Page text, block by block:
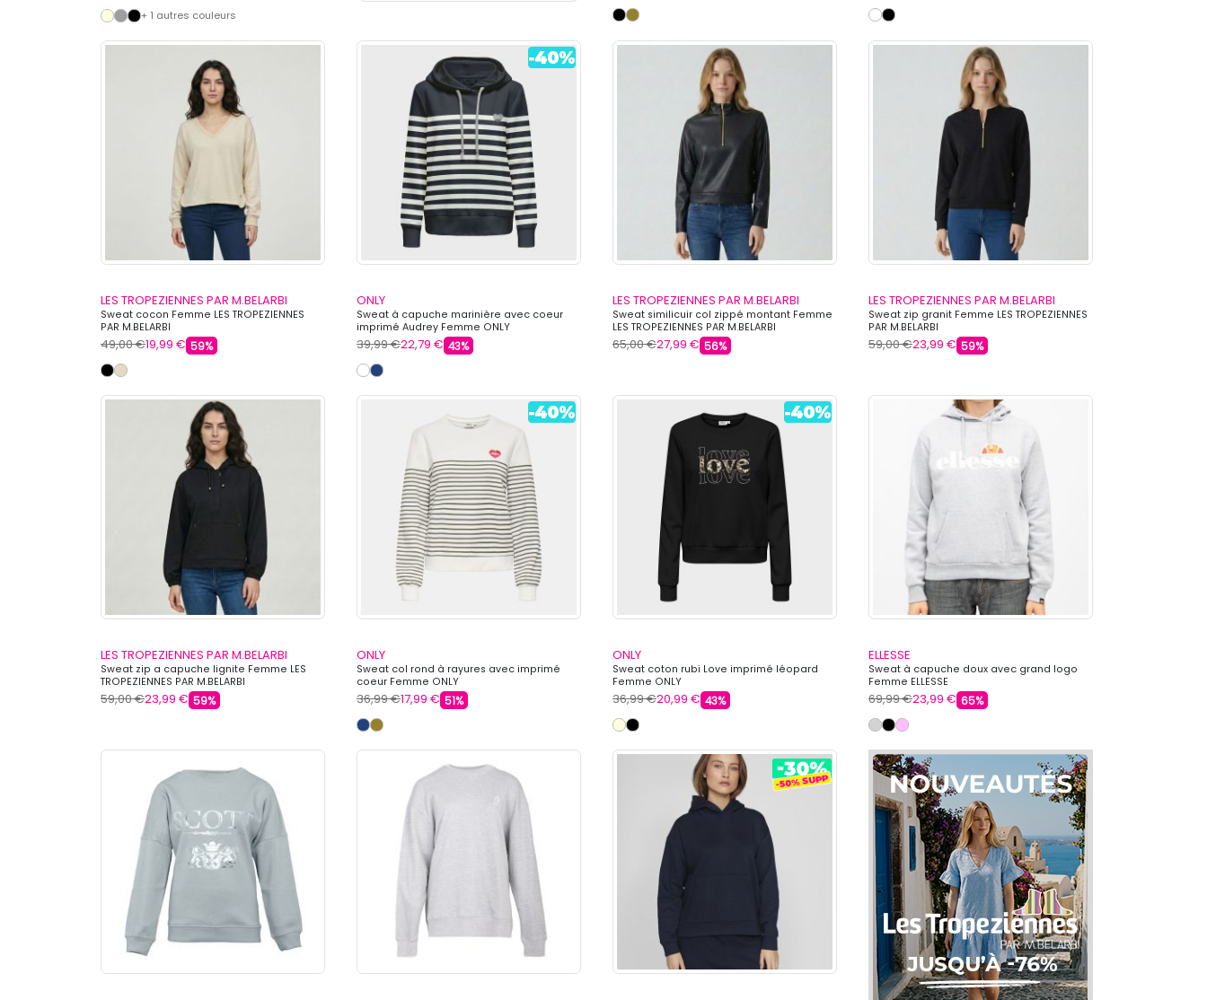
+ 1 autres couleurs
LES TROPEZIENNES PAR M.BELARBI
Sweat cocon Femme LES TROPEZIENNES
PAR M.BELARBI
49,00 €19,99 € 59%
ONLY
Sweat à capuche marinière avec coeur
imprimé Audrey Femme ONLY
39,99 €22,79 € 43%
LES TROPEZIENNES PAR M.BELARBI
Sweat similicuir col zippé montant Femme
LES TROPEZIENNES PAR M.BELARBI
65,00 €27,99 € 56%
LES TROPEZIENNES PAR M.BELARBI
Sweat zip granit Femme LES TROPEZIENNES
PAR M.BELARBI
59,00 €23,99 € 59%
LES TROPEZIENNES PAR M.BELARBI
Sweat zip a capuche lignite Femme LES
TROPEZIENNES PAR M.BELARBI
59,00 €23,99 € 59%
ONLY
Sweat col rond à rayures avec imprimé
coeur Femme ONLY
36,99 €17,99 € 51%
ONLY
Sweat coton rubi Love imprimé léopard
Femme ONLY
36,99 €20,99 € 43%
ELLESSE
Sweat à capuche doux avec grand logo
Femme ELLESSE
69,99 €23,99 € 65%